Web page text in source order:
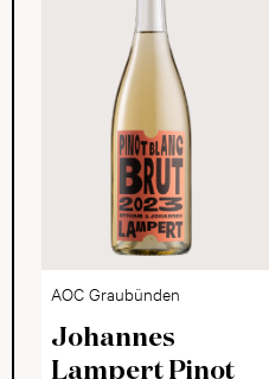
AOC Graubünden
Johannes
Lampert Pinot